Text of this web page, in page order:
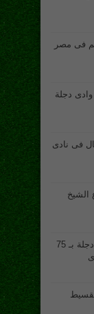
فى مصر
دجلة
فى نادى
الشيخ
تعرف على عرض عضوية وادى دجلة بـ 75